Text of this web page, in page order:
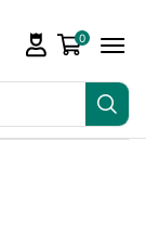
0